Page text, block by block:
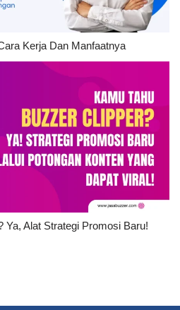
Kerja Dan Manfaatnya
Ya, Alat Strategi Promosi Baru!